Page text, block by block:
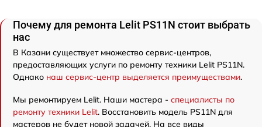
Почему для ремонта Lelit PS11N стоит выбрать
нас
В Казани существует множество сервис-центров,
предоставляющих услуги по ремонту техники Lelit PS11N.
Однако наш сервис-центр выделяется преимуществами.
Мы ремонтируем Lelit. Наши мастера - специалисты по
ремонту техники Lelit. Восстановить модель PS11N для
мастеров не будет новой задачей. На все виды